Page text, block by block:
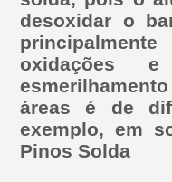
desoxidar o
oxidações
áreas é de
exemplo, em
Pinos Solda